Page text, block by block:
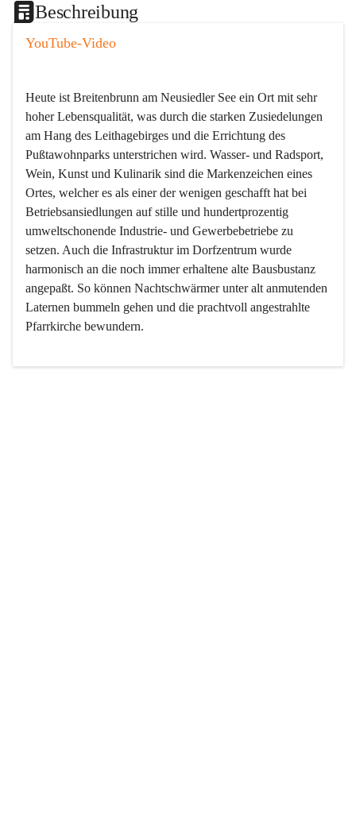
Beschreibung
YouTube-Video
Heute ist Breitenbrunn am Neusiedler See ein Ort mit sehr
hoher Lebensqualität, was durch die starken Zusiedelungen
am Hang des Leithagebirges und die Errichtung des
Pußtawohnparks unterstrichen wird. Wasser- und Radsport,
Wein, Kunst und Kulinarik sind die Markenzeichen eines
Ortes, welcher es als einer der wenigen geschafft hat bei
Betriebsansiedlungen auf stille und hundertprozentig
umweltschonende Industrie- und Gewerbebetriebe zu
setzen. Auch die Infrastruktur im Dorfzentrum wurde
harmonisch an die noch immer erhaltene alte Bausbustanz
angepaßt. So können Nachtschwärmer unter alt anmutenden
Laternen bummeln gehen und die prachtvoll angestrahlte
Pfarrkirche bewundern.
Der Weinbau dominert heute nicht mehr, ist aber integrativer